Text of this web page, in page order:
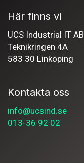
Här finns vi
UCS Industrial IT AB
Teknikringen 4A
583 30 Linköping
Kontakta oss
info@ucsind.se
013-36 92 02